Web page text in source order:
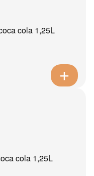
cola 1,25L
cola 1,25L